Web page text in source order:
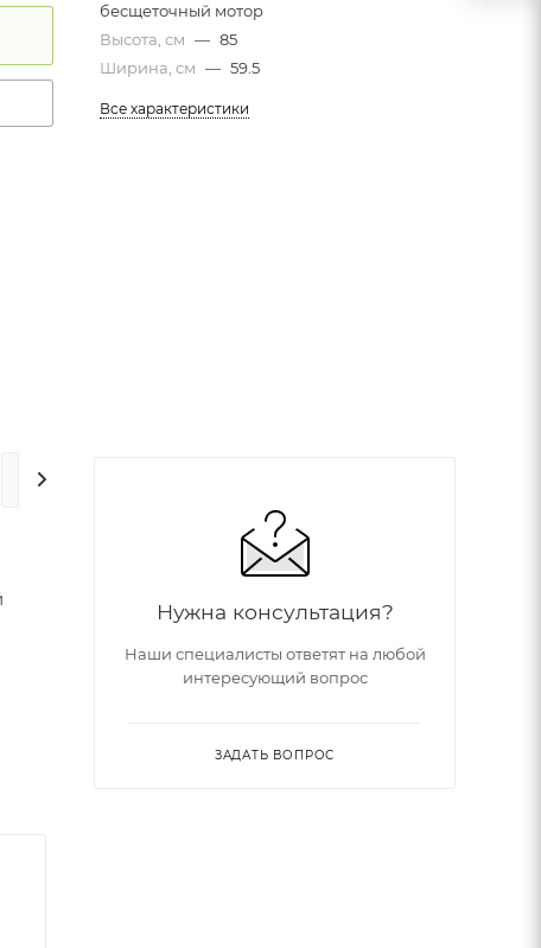
бесщеточный мотор
Высота, см — 85
Ширина, см — 59.5
Все характеристики
ДОПОЛНИТЕЛЬНО
Нужна консультация?
Наши специалисты ответят на любой
интересующий вопрос
ЗАДАТЬ ВОПРОС